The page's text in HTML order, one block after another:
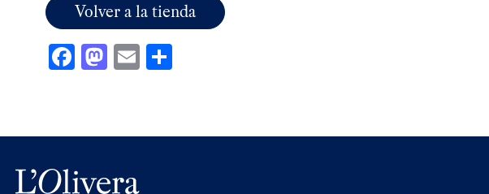
Volver a la tienda
Facebook
Mastodon
Email